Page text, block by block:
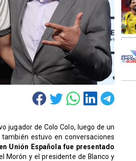
jugador de Colo Colo, luego de un
estuvo en conversaciones
Unión Española fue presentado
Morón y el presidente de Blanco y